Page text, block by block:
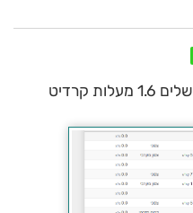
בינתיים עכשיו בעמק הארזים ירושלים 1.6 מעלות קרדיט